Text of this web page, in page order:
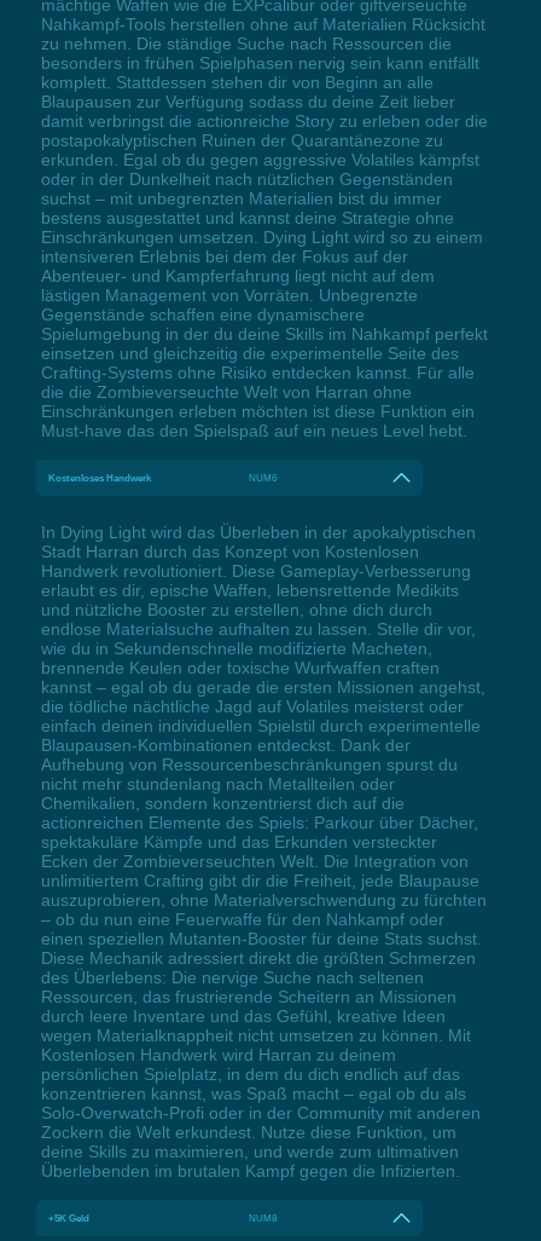
mächtige Waffen wie die EXPcalibur oder giftverseuchte
Nahkampf-Tools herstellen ohne auf Materialien Rücksicht
zu nehmen. Die ständige Suche nach Ressourcen die
besonders in frühen Spielphasen nervig sein kann entfällt
komplett. Stattdessen stehen dir von Beginn an alle
Blaupausen zur Verfügung sodass du deine Zeit lieber
damit verbringst die actionreiche Story zu erleben oder die
postapokalyptischen Ruinen der Quarantänezone zu
erkunden. Egal ob du gegen aggressive Volatiles kämpfst
oder in der Dunkelheit nach nützlichen Gegenständen
suchst – mit unbegrenzten Materialien bist du immer
bestens ausgestattet und kannst deine Strategie ohne
Einschränkungen umsetzen. Dying Light wird so zu einem
intensiveren Erlebnis bei dem der Fokus auf der
Abenteuer- und Kampferfahrung liegt nicht auf dem
lästigen Management von Vorräten. Unbegrenzte
Gegenstände schaffen eine dynamischere
Spielumgebung in der du deine Skills im Nahkampf perfekt
einsetzen und gleichzeitig die experimentelle Seite des
Crafting-Systems ohne Risiko entdecken kannst. Für alle
die die Zombieverseuchte Welt von Harran ohne
Einschränkungen erleben möchten ist diese Funktion ein
Must-have das den Spielspaß auf ein neues Level hebt.
Kostenloses Handwerk NUM6
In Dying Light wird das Überleben in der apokalyptischen
Stadt Harran durch das Konzept von Kostenlosen
Handwerk revolutioniert. Diese Gameplay-Verbesserung
erlaubt es dir, epische Waffen, lebensrettende Medikits
und nützliche Booster zu erstellen, ohne dich durch
endlose Materialsuche aufhalten zu lassen. Stelle dir vor,
wie du in Sekundenschnelle modifizierte Macheten,
brennende Keulen oder toxische Wurfwaffen craften
kannst – egal ob du gerade die ersten Missionen angehst,
die tödliche nächtliche Jagd auf Volatiles meisterst oder
einfach deinen individuellen Spielstil durch experimentelle
Blaupausen-Kombinationen entdeckst. Dank der
Aufhebung von Ressourcenbeschränkungen spurst du
nicht mehr stundenlang nach Metallteilen oder
Chemikalien, sondern konzentrierst dich auf die
actionreichen Elemente des Spiels: Parkour über Dächer,
spektakuläre Kämpfe und das Erkunden versteckter
Ecken der Zombieverseuchten Welt. Die Integration von
unlimitiertem Crafting gibt dir die Freiheit, jede Blaupause
auszuprobieren, ohne Materialverschwendung zu fürchten
– ob du nun eine Feuerwaffe für den Nahkampf oder
einen speziellen Mutanten-Booster für deine Stats suchst.
Diese Mechanik adressiert direkt die größten Schmerzen
des Überlebens: Die nervige Suche nach seltenen
Ressourcen, das frustrierende Scheitern an Missionen
durch leere Inventare und das Gefühl, kreative Ideen
wegen Materialknappheit nicht umsetzen zu können. Mit
Kostenlosen Handwerk wird Harran zu deinem
persönlichen Spielplatz, in dem du dich endlich auf das
konzentrieren kannst, was Spaß macht – egal ob du als
Solo-Overwatch-Profi oder in der Community mit anderen
Zockern die Welt erkundest. Nutze diese Funktion, um
deine Skills zu maximieren, und werde zum ultimativen
Überlebenden im brutalen Kampf gegen die Infizierten.
+5K Geld NUM8